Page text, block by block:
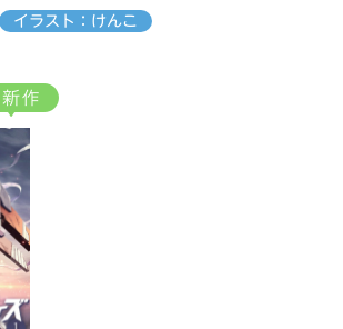
イラスト：けんこ